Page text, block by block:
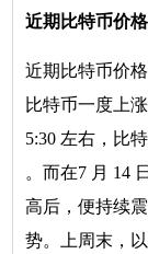
近期比特币价
近期比特币价
比特币一度上
5:30 左右，比
。而在7 月 14
高后，便持续
势。上周末，